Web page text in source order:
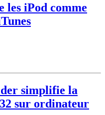
les iPod comme
simplifie la
sur ordinateur